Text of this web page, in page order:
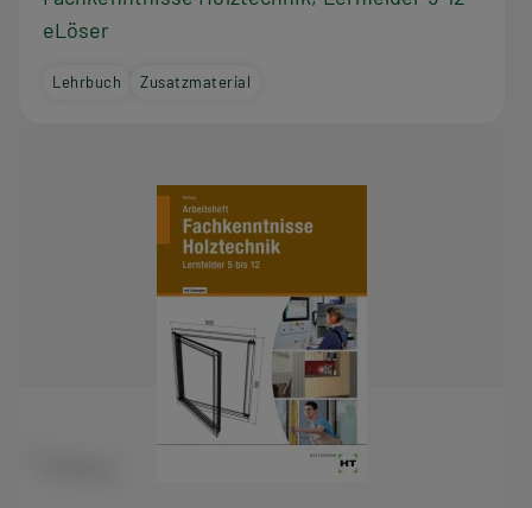
eLöser
Lehrbuch Zusatzmaterial